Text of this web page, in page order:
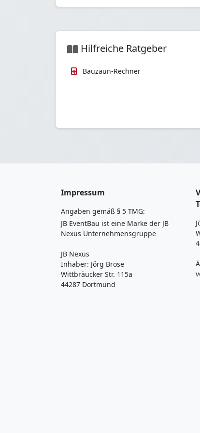
Hilfreiche Ratgeber
Bauzaun-Rechner
Impressum
Angaben gemäß § 5 TMG:
JB EventBau ist eine Marke der JB
Nexus Unternehmensgruppe
JB Nexus
Inhaber: Jörg Brose
Wittbräucker Str. 115a
44287 Dortmund